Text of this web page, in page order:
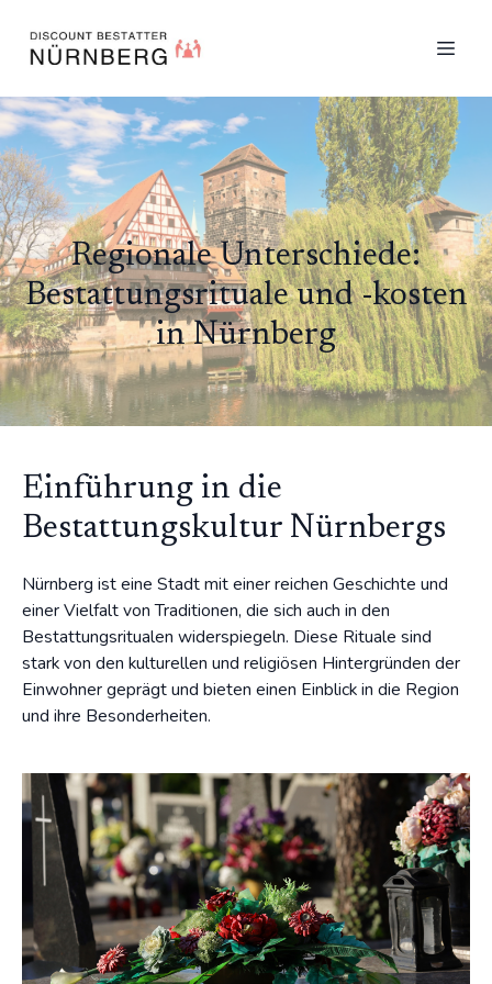
Regionale Unterschiede:
Bestattungsrituale und -kosten
in Nürnberg
Einführung in die
Bestattungskultur Nürnbergs
Nürnberg ist eine Stadt mit einer reichen Geschichte und
einer Vielfalt von Traditionen, die sich auch in den
Bestattungsritualen widerspiegeln. Diese Rituale sind
stark von den kulturellen und religiösen Hintergründen der
Einwohner geprägt und bieten einen Einblick in die Region
und ihre Besonderheiten.